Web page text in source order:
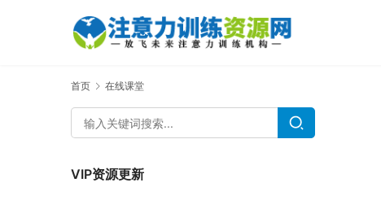
首页 在线课堂
VIP资源更新